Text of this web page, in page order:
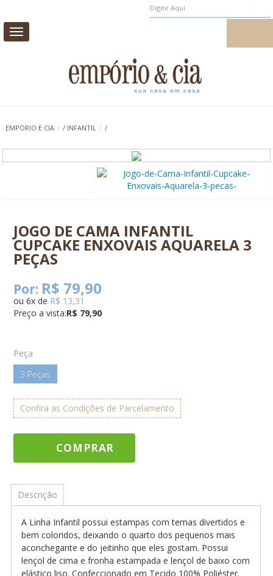
Toggle
navigation
CASA E DECORAÇÃO
AROMAS DE AMBIENTE
EMPORIO E CIA / / INFANTIL / /
JOGO DE CAMA INFANTIL
CUPCAKE ENXOVAIS AQUARELA 3
PEÇAS
Por: R$ 79,90
ou6x de R$ 13,31
Preço a vista:R$ 79,90
Peça
3 Peças
Confira as Condições de Parcelamento
COMPRAR
Descrição
A Linha Infantil possui estampas com temas divertidos e
bem coloridos, deixando o quarto dos pequenos mais
aconchegante e do jeitinho que eles gostam. Possui
lençol de cima e fronha estampada e lençol de baixo com
elástico liso. Confeccionado em Tecido 100% Poliéster.